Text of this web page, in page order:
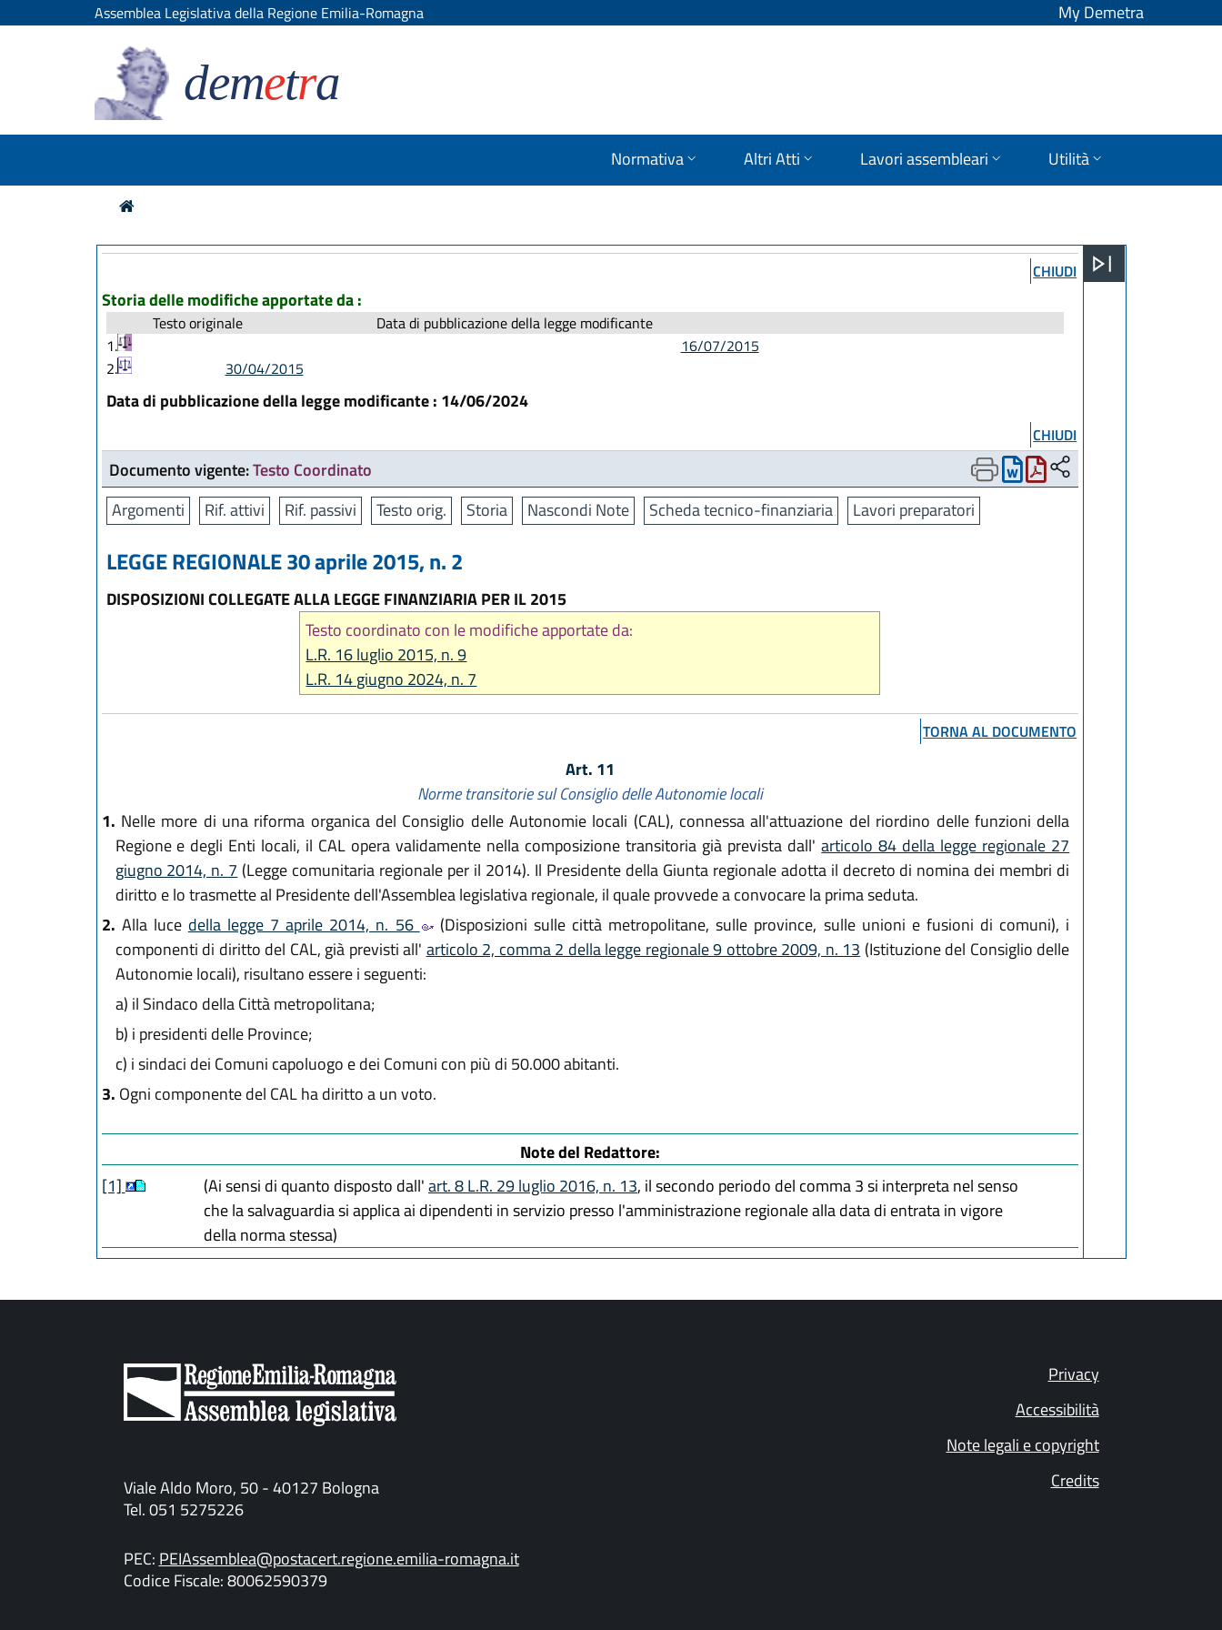
Assemblea Legislativa della Regione Emilia-Romagna My Demetra
demetra
Normativa Altri Atti Lavori assembleari Utilità
CHIUDI
Storia delle modifiche apportate da :
Testo originale
Data di pubblicazione della legge modificante
1.
16/07/2015
2.
30/04/2015
Data di pubblicazione della legge modificante : 14/06/2024
CHIUDI
Documento vigente:Testo Coordinato
Argomenti
Rif. attivi Rif. passivi Testo orig. Storia Nascondi Note Scheda tecnico-finanziaria Lavori preparatori
LEGGE REGIONALE 30 aprile 2015, n. 2
DISPOSIZIONI COLLEGATE ALLA LEGGE FINANZIARIA PER IL 2015
Testo coordinato con le modifiche apportate da:
L.R. 16 luglio 2015, n. 9
L.R. 14 giugno 2024, n. 7
TORNA AL DOCUMENTO
Art. 11
Norme transitorie sul Consiglio delle Autonomie locali
1. Nelle more di una riforma organica del Consiglio delle Autonomie locali (CAL), connessa all'attuazione del riordino delle funzioni della
Regione e degli Enti locali, il CAL opera validamente nella composizione transitoria già prevista dall'articolo 84 della legge regionale 27
giugno 2014, n. 7 (Legge comunitaria regionale per il 2014). Il Presidente della Giunta regionale adotta il decreto di nomina dei membri di
diritto e lo trasmette al Presidente dell'Assemblea legislativa regionale, il quale provvede a convocare la prima seduta.
2. Alla luce della legge 7 aprile 2014, n. 56
(Disposizioni sulle città metropolitane, sulle province, sulle unioni e fusioni di comuni), i
componenti di diritto del CAL, già previsti all' articolo 2, comma 2 della legge regionale 9 ottobre 2009, n. 13 (Istituzione del Consiglio delle
Autonomie locali), risultano essere i seguenti:
a) il Sindaco della Città metropolitana;
b) i presidenti delle Province;
c) i sindaci dei Comuni capoluogo e dei Comuni con più di 50.000 abitanti.
3. Ogni componente del CAL ha diritto a un voto.
Note del Redattore:
[1]
(Ai sensi di quanto disposto dall'art. 8 L.R. 29 luglio 2016, n. 13, il secondo periodo del comma 3 si interpreta nel senso
che la salvaguardia si applica ai dipendenti in servizio presso l'amministrazione regionale alla data di entrata in vigore
della norma stessa)
Viale Aldo Moro, 50 - 40127 Bologna
Tel. 051 5275226
PEC: PEIAssemblea@postacert.regione.emilia-romagna.it
Codice Fiscale: 80062590379
Privacy
Accessibilità
Note legali e copyright
Credits